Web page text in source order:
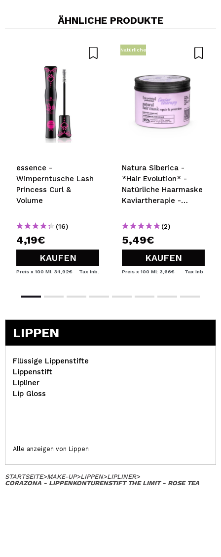
ÄHNLICHE PRODUKTE
essence -
Wimperntusche Lash
Princess Curl &
Volume
(16)
4,19€
KAUFEN
Preis x 100 Ml: 34,92€ Tax Inb.
Natürliche
Natura Siberica -
*Hair Evolution* -
Natürliche Haarmaske
Kaviartherapie -
(2)
5,49€
KAUFEN
Preis x 100 Ml: 3,66€ Tax Inb.
LIPPEN
Flüssige Lippenstifte
Lippenstift
Lipliner
Lip Gloss
Alle anzeigen von Lippen
STARTSEITE>MAKE-UP>LIPPEN>LIPLINER>
CORAZONA - LIPPENKONTURENSTIFT THE LIMIT - ROSE TEA